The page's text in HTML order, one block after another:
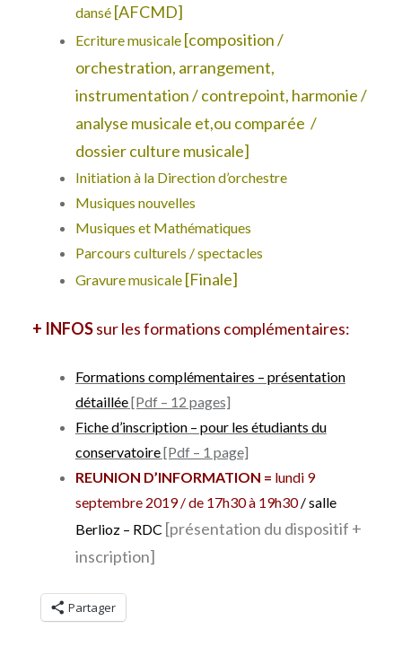
dansé [AFCMD]
Ecriture musicale [composition /
orchestration, arrangement,
instrumentation / contrepoint, harmonie /
analyse musicale et,ou comparée /
dossier culture musicale]
Initiation à la Direction d’orchestre
Musiques nouvelles
Musiques et Mathématiques
Parcours culturels / spectacles
Gravure musicale [Finale]
+ INFOSsur les formations complémentaires:
Formations complémentaires – présentation
détaillée[Pdf – 12 pages]
Fiche d’inscription – pour les étudiants du
conservatoire[Pdf – 1 page]
REUNION D’INFORMATION = lundi 9
septembre 2019 / de 17h30 à 19h30 / salle
Berlioz – RDC [présentation du dispositif +
inscription]
Partager